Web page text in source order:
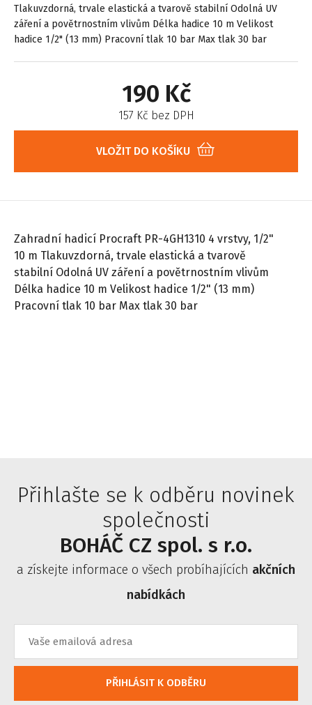
Tlakuvzdorná, trvale elastická a tvarově stabilní Odolná UV
záření a povětrnostním vlivům Délka hadice 10 m Velikost
hadice 1/2" (13 mm) Pracovní tlak 10 bar Max tlak 30 bar
190 Kč
157 Kč bez DPH
VLOŽIT DO KOŠÍKU
Zahradní hadicí Procraft PR-4GH1310 4 vrstvy, 1/2"
10 m Tlakuvzdorná, trvale elastická a tvarově
stabilní Odolná UV záření a povětrnostním vlivům
Délka hadice 10 m Velikost hadice 1/2" (13 mm)
Pracovní tlak 10 bar Max tlak 30 bar
Přihlašte se k odběru novinek
společnosti
BOHÁČ CZ spol. s r.o.
a získejte informace o všech probíhajících akčních
nabídkách
PŘIHLÁSIT K ODBĚRU